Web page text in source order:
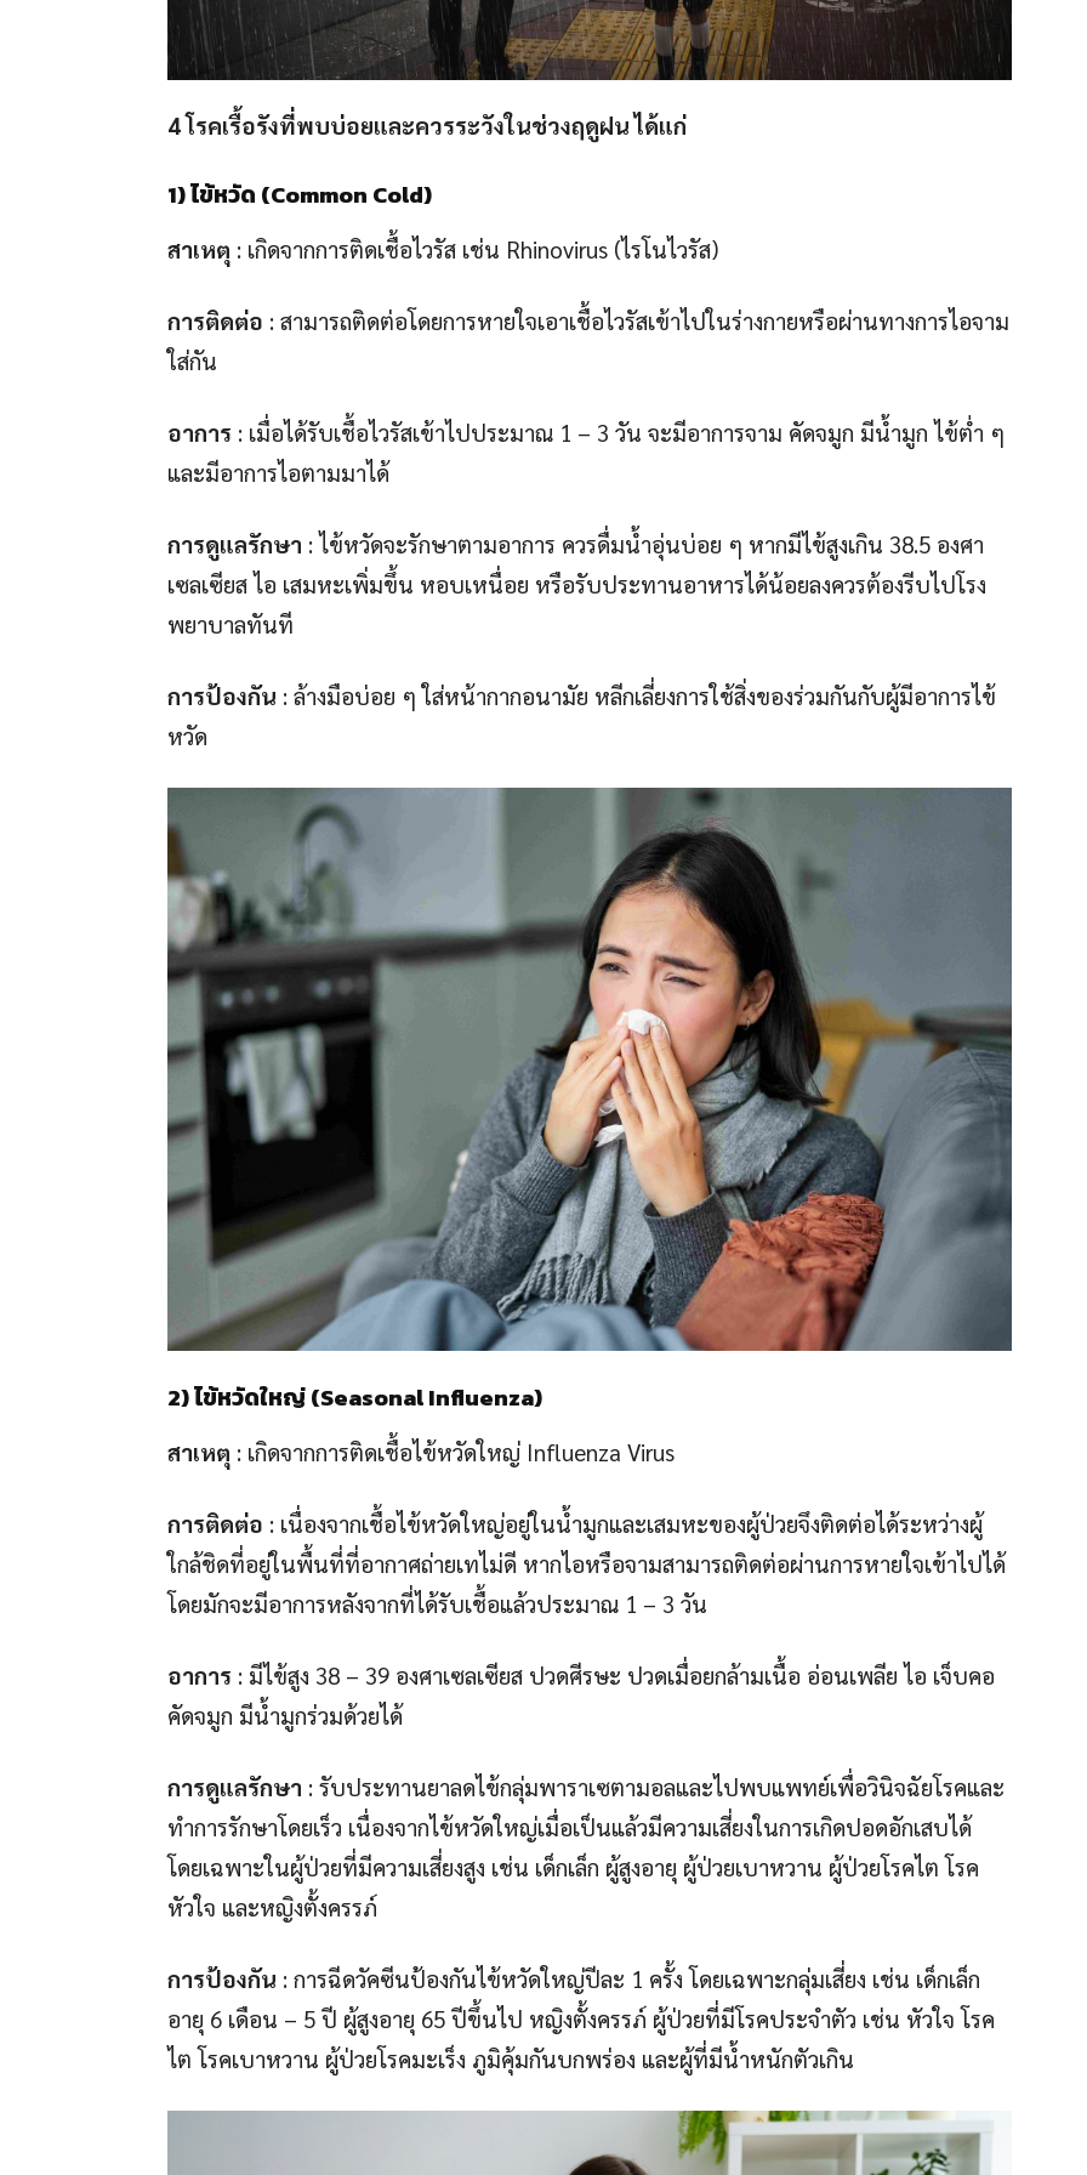
4 โรคเรื้อรังที่พบบ่อยและควรระวังในช่วงฤดูฝน ได้แก่
1)ไข้หวัด (Common Cold)
สาเหตุ : เกิดจากการติดเชื้อไวรัส เช่น Rhinovirus (ไรโนไวรัส)
การติดต่อ : สามารถติดต่อโดยการหายใจเอาเชื้อไวรัสเข้าไปในร่างกายหรือผ่านทางการไอจาม
ใส่กัน
อาการ : เมื่อได้รับเชื้อไวรัสเข้าไปประมาณ 1 – 3 วัน จะมีอาการจาม คัดจมูก มีน้ำมูก ไข้ต่ำ ๆ
และมีอาการไอตามมาได้
การดูแลรักษา : ไข้หวัดจะรักษาตามอาการ ควรดื่มน้ำอุ่นบ่อย ๆ หากมีไข้สูงเกิน 38.5 องศา
เซลเซียส ไอ เสมหะเพิ่มขึ้น หอบเหนื่อย หรือรับประทานอาหารได้น้อยลงควรต้องรีบไปโรง
พยาบาลทันที
การป้องกัน : ล้างมือบ่อย ๆ ใส่หน้ากากอนามัย หลีกเลี่ยงการใช้สิ่งของร่วมกันกับผู้มีอาการไข้
หวัด
2)ไข้หวัดใหญ่(Seasonal Influenza)
สาเหตุ : เกิดจากการติดเชื้อไข้หวัดใหญ่ Influenza Virus
การติดต่อ : เนื่องจากเชื้อไข้หวัดใหญ่อยู่ในน้ำมูกและเสมหะของผู้ป่วยจึงติดต่อได้ระหว่างผู้
ใกล้ชิดที่อยู่ในพื้นที่ที่อากาศถ่ายเทไม่ดี หากไอหรือจามสามารถติดต่อผ่านการหายใจเข้าไปได้
โดยมักจะมีอาการหลังจากที่ได้รับเชื้อแล้วประมาณ 1 – 3 วัน
อาการ : มีไข้สูง 38 – 39 องศาเซลเซียส ปวดศีรษะ ปวดเมื่อยกล้ามเนื้อ อ่อนเพลีย ไอ เจ็บคอ
คัดจมูก มีน้ำมูกร่วมด้วยได้
การดูแลรักษา : รับประทานยาลดไข้กลุ่มพาราเซตามอลและไปพบแพทย์เพื่อวินิจฉัยโรคและ
ทำการรักษาโดยเร็ว เนื่องจากไข้หวัดใหญ่เมื่อเป็นแล้วมีความเสี่ยงในการเกิดปอดอักเสบได้
โดยเฉพาะในผู้ป่วยที่มีความเสี่ยงสูง เช่น เด็กเล็ก ผู้สูงอายุ ผู้ป่วยเบาหวาน ผู้ป่วยโรคไต โรค
หัวใจ และหญิงตั้งครรภ์
การป้องกัน : การฉีดวัคซีนป้องกันไข้หวัดใหญ่ปีละ 1 ครั้ง โดยเฉพาะกลุ่มเสี่ยง เช่น เด็กเล็ก
อายุ 6 เดือน – 5 ปี ผู้สูงอายุ 65 ปีขึ้นไป หญิงตั้งครรภ์ ผู้ป่วยที่มีโรคประจำตัว เช่น หัวใจ โรค
ไต โรคเบาหวาน ผู้ป่วยโรคมะเร็ง ภูมิคุ้มกันบกพร่อง และผู้ที่มีน้ำหนักตัวเกิน